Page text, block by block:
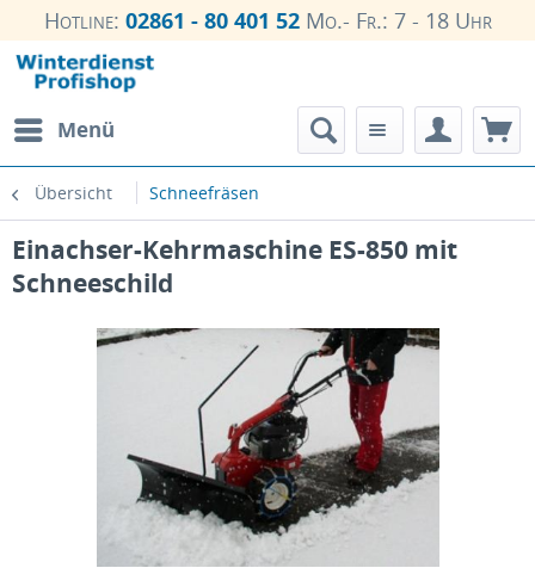
Hotline: 02861 - 80 401 52Mo.- Fr.: 7 - 18 Uhr
Menü
Übersicht Schneefräsen
Einachser-Kehrmaschine ES-850 mit
Schneeschild